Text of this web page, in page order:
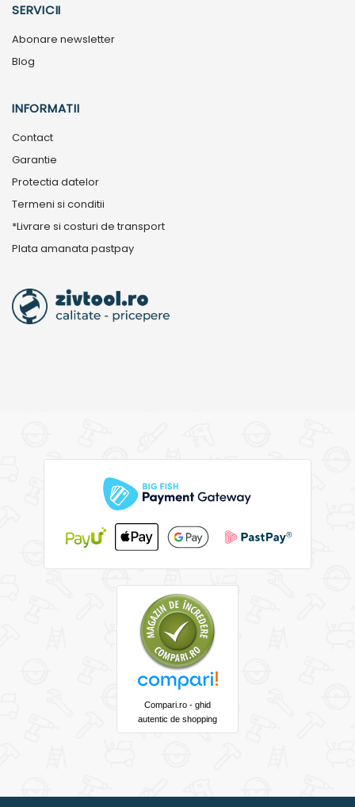
SERVICII
Abonare newsletter
Blog
INFORMATII
Contact
Garantie
Protectia datelor
Termeni si conditii
*Livrare si costuri de transport
Plata amanata pastpay
Compari.ro - ghid
autentic de shopping